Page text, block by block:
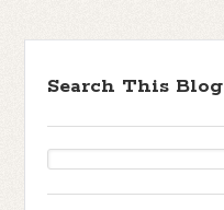
Search This Blog